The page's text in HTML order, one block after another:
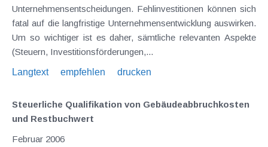
Unternehmensentscheidungen. Fehlinvestitionen können sich
fatal auf die langfristige Unternehmensentwicklung auswirken.
Um so wichtiger ist es daher, sämtliche relevanten Aspekte
(Steuern, Investitionsförderungen,...
Langtext
empfehlen drucken
Steuerliche Qualifikation von Gebäudeabbruchkosten
und Restbuchwert
Februar 2006